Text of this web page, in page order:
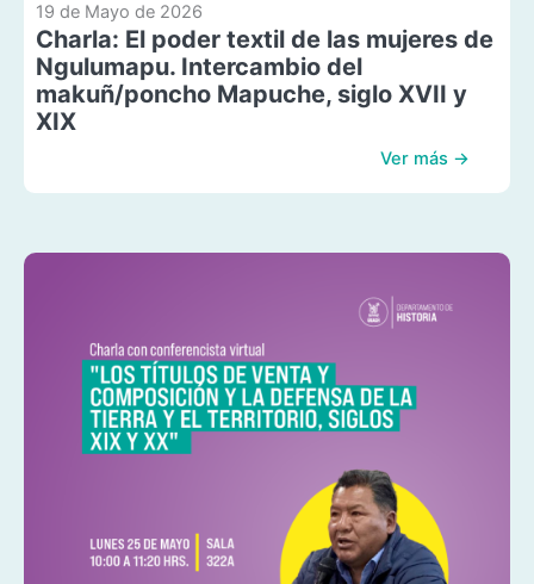
19 de Mayo de 2026
Charla: El poder textil de las mujeres de
Ngulumapu. Intercambio del
makuñ/poncho Mapuche, siglo XVII y
XIX
Ver más →